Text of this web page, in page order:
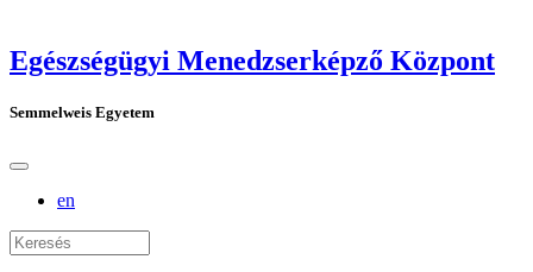
Egészségügyi Menedzserképző Központ
Semmelweis Egyetem
en